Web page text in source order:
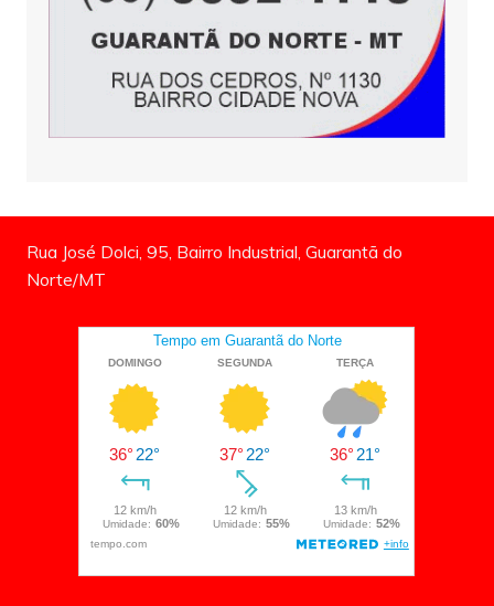
Rua José Dolci, 95, Bairro Industrial, Guarantã do
Norte/MT